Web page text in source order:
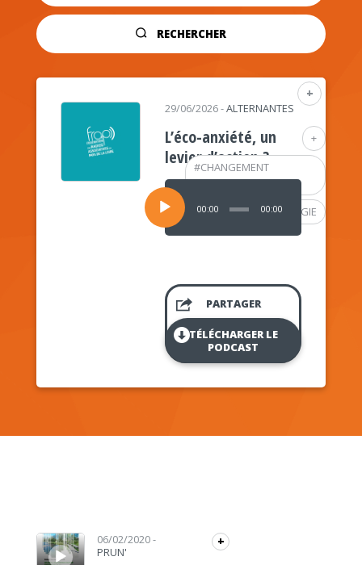
RECHERCHER
+
+
#CHANGEMENT
CLIMATIQUE
#PSYCHOLOGIE
29/06/2026-ALTERNANTES
L’éco-anxiété, un
levier d’action ?
Lecteur
audio
00:00 00:00
PARTAGER
TÉLÉCHARGER LE
PODCAST
Lecteur audio 06/02/2020-
PRUN'
+